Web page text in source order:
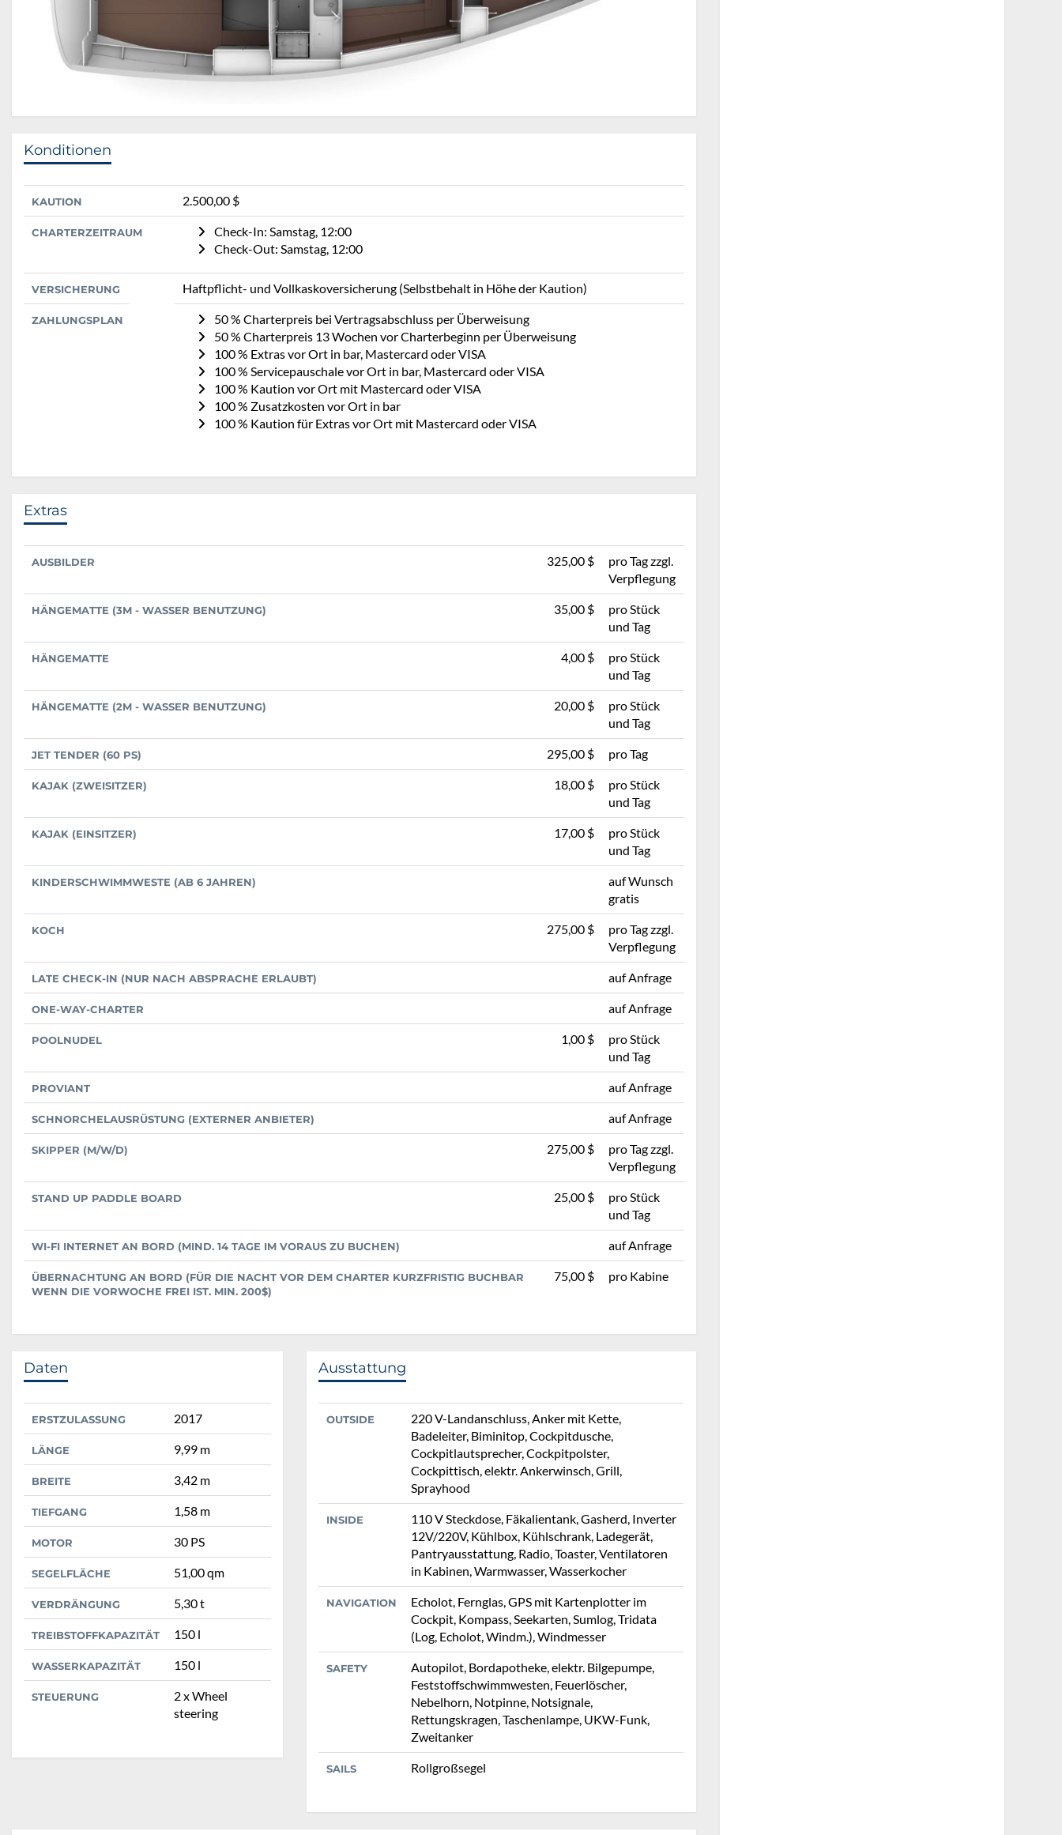
Konditionen
KAUTION 2.500,00 $
CHARTERZEITRAUM
Check-In: Samstag, 12:00
Check-Out: Samstag, 12:00
VERSICHERUNG Haftpflicht- und Vollkaskoversicherung (Selbstbehalt in Höhe der Kaution)
ZAHLUNGSPLAN
50 % Charterpreis bei Vertragsabschluss per Überweisung
50 % Charterpreis 13 Wochen vor Charterbeginn per Überweisung
100 % Extras vor Ort in bar, Mastercard oder VISA
100 % Servicepauschale vor Ort in bar, Mastercard oder VISA
100 % Kaution vor Ort mit Mastercard oder VISA
100 % Zusatzkosten vor Ort in bar
100 % Kaution für Extras vor Ort mit Mastercard oder VISA
Extras
AUSBILDER 325,00 $
pro Tag zzgl.
Verpflegung
HÄNGEMATTE (3M - WASSER BENUTZUNG) 35,00 $
pro Stück
und Tag
HÄNGEMATTE 4,00 $
pro Stück
und Tag
HÄNGEMATTE (2M - WASSER BENUTZUNG) 20,00 $
pro Stück
und Tag
JET TENDER (60 PS) 295,00 $ pro Tag
KAJAK (ZWEISITZER) 18,00 $
pro Stück
und Tag
KAJAK (EINSITZER) 17,00 $
pro Stück
und Tag
KINDERSCHWIMMWESTE (AB 6 JAHREN)
auf Wunsch
gratis
KOCH 275,00 $
pro Tag zzgl.
Verpflegung
LATE CHECK-IN (NUR NACH ABSPRACHE ERLAUBT) auf Anfrage
ONE-WAY-CHARTER auf Anfrage
POOLNUDEL 1,00 $
pro Stück
und Tag
PROVIANT auf Anfrage
SCHNORCHELAUSRÜSTUNG (EXTERNER ANBIETER) auf Anfrage
SKIPPER (M/W/D) 275,00 $
pro Tag zzgl.
Verpflegung
STAND UP PADDLE BOARD 25,00 $
pro Stück
und Tag
WI-FI INTERNET AN BORD (MIND. 14 TAGE IM VORAUS ZU BUCHEN) auf Anfrage
ÜBERNACHTUNG AN BORD (FÜR DIE NACHT VOR DEM CHARTER KURZFRISTIG BUCHBAR
WENN DIE VORWOCHE FREI IST. MIN. 200$)
75,00 $ pro Kabine
Daten
ERSTZULASSUNG 2017
LÄNGE 9,99 m
BREITE 3,42 m
TIEFGANG 1,58 m
MOTOR 30 PS
SEGELFLÄCHE 51,00 qm
VERDRÄNGUNG 5,30 t
TREIBSTOFFKAPAZITÄT 150 l
WASSERKAPAZITÄT 150 l
STEUERUNG
2 x Wheel
steering
Ausstattung
OUTSIDE
220 V-Landanschluss, Anker mit Kette,
Badeleiter, Biminitop, Cockpitdusche,
Cockpitlautsprecher, Cockpitpolster,
Cockpittisch, elektr. Ankerwinsch, Grill,
Sprayhood
INSIDE
110 V Steckdose, Fäkalientank, Gasherd, Inverter
12V/220V, Kühlbox, Kühlschrank, Ladegerät,
Pantryausstattung, Radio, Toaster, Ventilatoren
in Kabinen, Warmwasser, Wasserkocher
NAVIGATION
Echolot, Fernglas, GPS mit Kartenplotter im
Cockpit, Kompass, Seekarten, Sumlog, Tridata
(Log, Echolot, Windm.), Windmesser
SAFETY
Autopilot, Bordapotheke, elektr. Bilgepumpe,
Feststoffschwimmwesten, Feuerlöscher,
Nebelhorn, Notpinne, Notsignale,
Rettungskragen, Taschenlampe, UKW-Funk,
Zweitanker
SAILS Rollgroßsegel